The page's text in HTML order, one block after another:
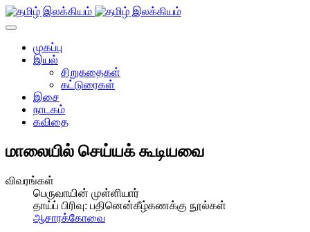
முகப்பு
இயல்
சிறுகதைகள்
கட்டுரைகள்
இசை
நாடகம்
கவிதை
மாலையில் செய்யக் கூடியவை
விவரங்கள்
பெருவாயின் முள்ளியார்
தாய்ப் பிரிவு: பதினென்கீழ்கணக்கு நூல்கள்
ஆசாரக்கோவை